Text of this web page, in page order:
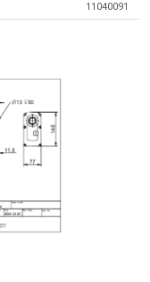
11040091